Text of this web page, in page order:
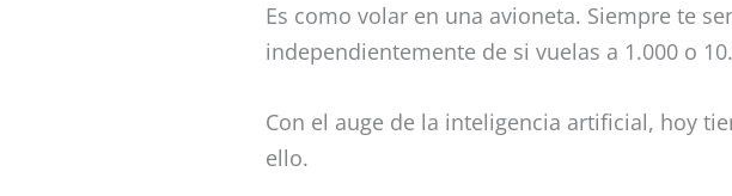
Es como volar en una avioneta. Siempre te
independientemente de si vuelas a 1.000 o
Con el auge de la inteligencia artificial, hoy
ello.